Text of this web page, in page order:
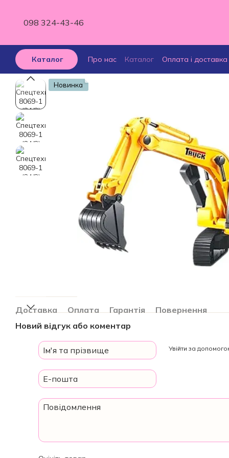
098 324-43-46
Каталог Про нас Каталог Оплата і доставка
Новинка
Доставка Оплата Гарантія
Повернення
Новий відгук або коментар
Увійти за